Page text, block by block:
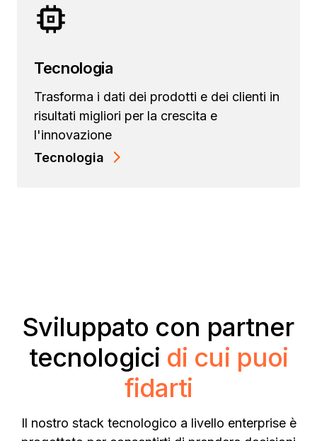
Tecnologia
Trasforma i dati dei prodotti e dei clienti in
risultati migliori per la crescita e
l'innovazione
Tecnologia
Sviluppato con partner
tecnologici di cui puoi
fidarti
Il nostro stack tecnologico a livello enterprise è